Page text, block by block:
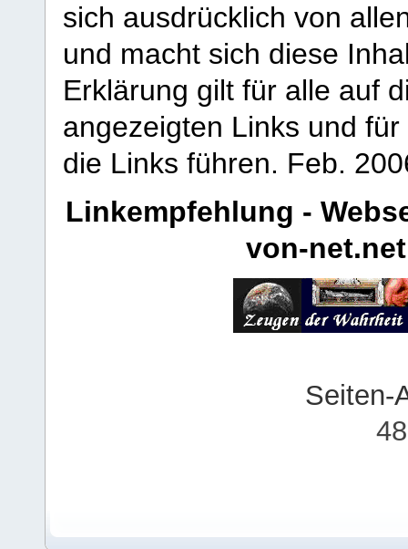
sich ausdrücklich von
und macht sich diese
Erklärung gilt für alle auf
angezeigten Links und
die Links führen. Feb.
Linkempfehlung -
von-net.net
Seiten-